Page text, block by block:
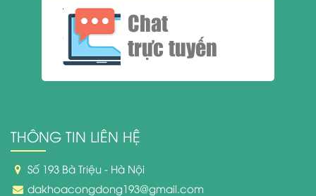
Chat
trực tuyến
THÔNG TIN LIÊN HỆ
Số 193 Bà Triệu - Hà Nội
dakhoacongdong193@gmail.com